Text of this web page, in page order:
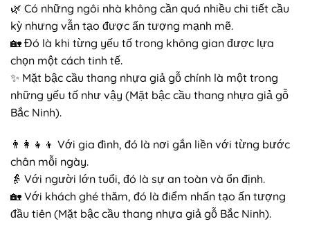
🌿 Có những ngôi nhà không cần quá nhiều chi tiết cầu
kỳ nhưng vẫn tạo được ấn tượng mạnh mẽ.
🏡 Đó là khi từng yếu tố trong không gian được lựa
chọn một cách tinh tế.
✨ Mặt bậc cầu thang nhựa giả gỗ chính là một trong
những yếu tố như vậy (Mặt bậc cầu thang nhựa giả gỗ
Bắc Ninh).
👨‍👩‍👧‍👦 Với gia đình, đó là nơi gắn liền với từng bước
chân mỗi ngày.
👵 Với người lớn tuổi, đó là sự an toàn và ổn định.
🏡 Với khách ghé thăm, đó là điểm nhấn tạo ấn tượng
đầu tiên (Mặt bậc cầu thang nhựa giả gỗ Bắc Ninh).